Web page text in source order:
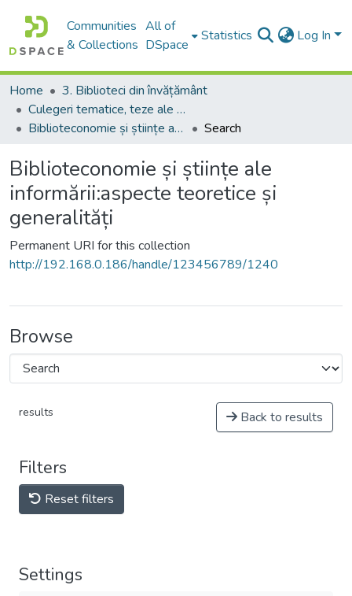
Communities
& Collections
All of
DSpace
Statistics Log In
Home
3. Biblioteci din învățământ
Culegeri tematice, teze ale conferințelor. Colocvii
Biblioteconomie și științe ale informării:aspecte teoretice și generalități
Search
Biblioteconomie și științe ale
informării:aspecte teoretice și
generalități
Permanent URI for this collection
http://192.168.0.186/handle/123456789/1240
Browse
results Back to results
Filters
Reset filters
Settings